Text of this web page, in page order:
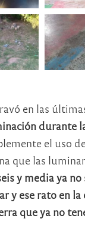
en las
durante
el uso
que las
y media ya
y ese rato en la
que ya no